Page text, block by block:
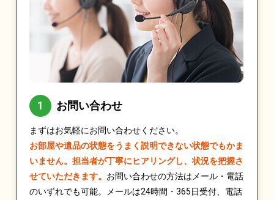
お問い合わせ
まずはお気軽にお問い合わせください。
お部屋や遺品の状態をうまく説明できない状態でもかま
いません。担当者が丁寧にヒアリングし、状況を把握さ
せていただきます。 お問い合わせの方法はメール・電話
のいずれでも可能。メールは24時間・365日受付、電話